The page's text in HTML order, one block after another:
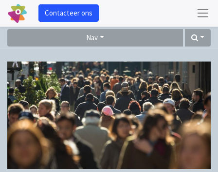
Contacteer ons
Nav